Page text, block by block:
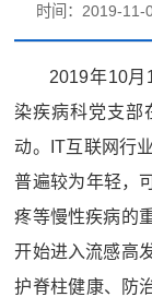
时间：2019-11-
2019年10
染疾病科党支部
动。IT互联网行
普遍较为年轻，
疼等慢性疾病的
开始进入流感高
护脊柱健康、防